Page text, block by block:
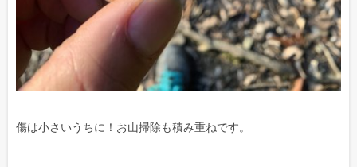
傷は小さいうちに！お山掃除も積み重ねです。